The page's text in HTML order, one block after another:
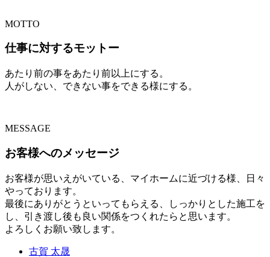
MOTTO
仕事に対するモットー
あたり前の事をあたり前以上にする。
人がしない、できない事をできる様にする。
MESSAGE
お客様へのメッセージ
お客様が思いえがいている、マイホームに近づける様、日々
やっております。
最後にありがとうといってもらえる、しっかりとした施工を
し、引き渡し後も良い関係をつくれたらと思います。
よろしくお願い致します。
古賀 太晟